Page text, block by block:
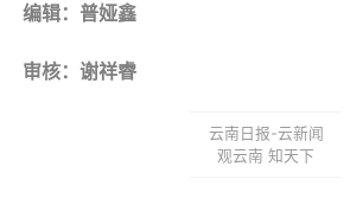
编辑：普娅鑫
审核：谢祥睿
云南日报-云新闻
观云南 知天下